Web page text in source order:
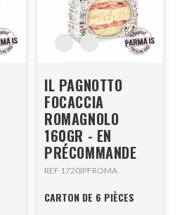
IL PAGNOTTO
FOCACCIA
ROMAGNOLO
160GR - EN
PRÉCOMMANDE
REF 1720IPFROMA
CARTON DE 6 PIÈCES